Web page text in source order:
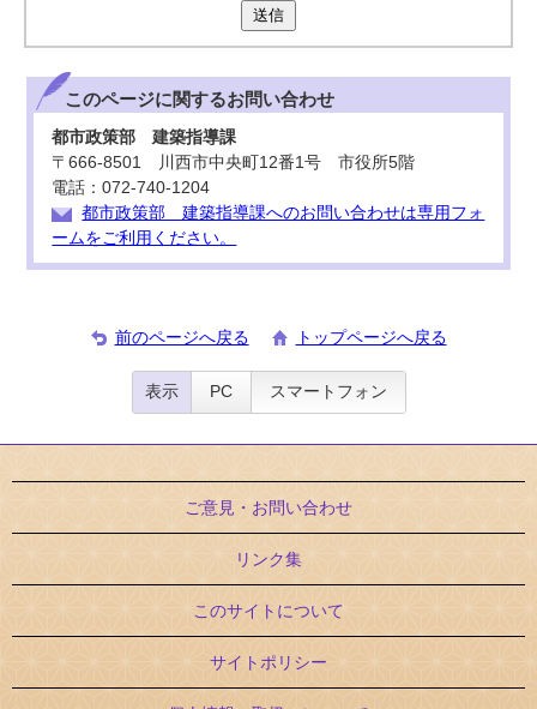
送信
このページに関するお問い合わせ
都市政策部 建築指導課
〒666-8501 川西市中央町12番1号 市役所5階
電話：072-740-1204
都市政策部 建築指導課へのお問い合わせは専用フォ
ームをご利用ください。
前のページへ戻る トップページへ戻る
表示 PC スマートフォン
ご意見・お問い合わせ
リンク集
このサイトについて
サイトポリシー